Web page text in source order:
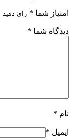
امتیاز شما *
دیدگاه شما *
نام *
ایمیل *